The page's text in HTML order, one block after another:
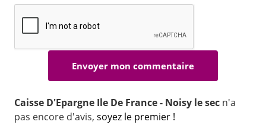
Caisse D'Epargne Ile De France - Noisy le sec n'a
pas encore d'avis, soyez le premier !